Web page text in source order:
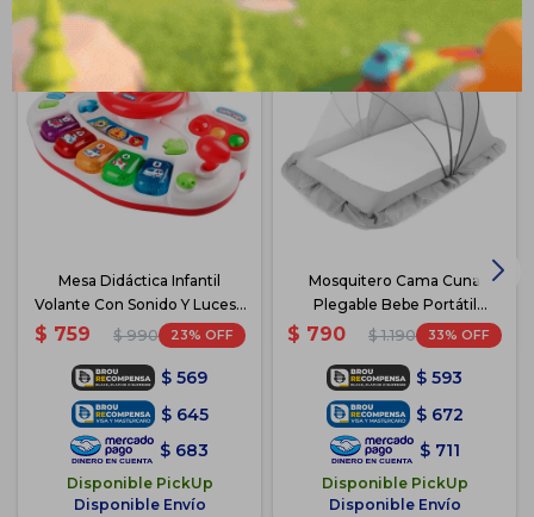
Mesa Didáctica Infantil
Volante Con Sonido Y Luces -
Blanco
$ 759 $ 990 23
$ 569
$ 645
$ 683
Disponible PickUp
Disponible Envío
Mosquitero Cama Cuna
Plegable Bebe Portátil
Grande
$ 790 $ 1.190 33
$ 593
$ 672
$ 711
Disponible PickUp
Disponible Envío